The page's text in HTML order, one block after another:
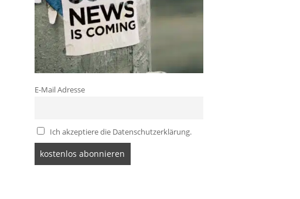
E-Mail Adresse
Ich akzeptiere die Datenschutzerklärung.